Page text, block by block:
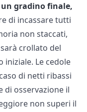
un gradino finale,
di incassare tutti
non staccati,
crollato del
iniziale. Le cedole
di netti ribassi
di osservazione il
non superi il